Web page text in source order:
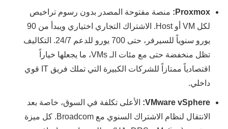
Proxmox:
منصة مفتوحة المصدر بدون رسوم تراخيص
لكل VM أو Host. الاشتراك التجاري اختياري ويبدأ من 90
يورو سنوياً للسيرفر، حتى 700 يورو للدعم 24/7. التكاليف
تظل منخفضة حتى مع مئات الـ VMs، ما يجعلها خياراً
اقتصادياً ممتازاً للشركات الكبيرة التي تملك فريق IT قوي
داخلي.
VMware vSphere:
الأعلى تكلفة في السوق، خاصة بعد
الانتقال لنظام الاشتراك السنوي مع Broadcom. كل ميزة